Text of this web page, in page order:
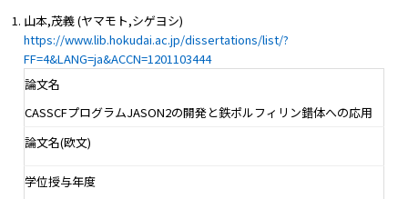
山本,茂義 (ヤマモト,シゲヨシ)
https://www.lib.hokudai.ac.jp/dissertations/list/?
FF=4&LANG=ja&ACCN=1201103444
論文名
CASSCFプログラムJASON2の開発と鉄ポルフィリン錯体への応用
論文名(欧文)
学位授与年度